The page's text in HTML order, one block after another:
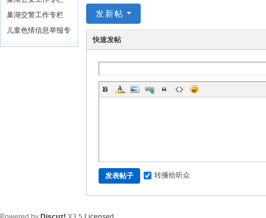
巢湖交警工作专栏
儿童色情信息举报专
区
发新帖
快速发帖
发表帖子 转播给听众